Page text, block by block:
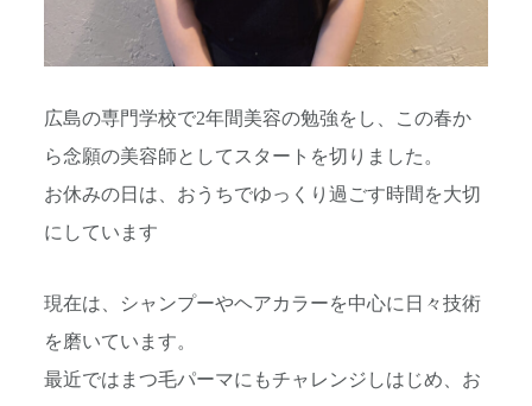
広島の専門学校で2年間美容の勉強をし、この春か
ら念願の美容師としてスタートを切りました。
お休みの日は、おうちでゆっくり過ごす時間を大切
にしています
現在は、シャンプーやヘアカラーを中心に日々技術
を磨いています。
最近ではまつ毛パーマにもチャレンジしはじめ、お